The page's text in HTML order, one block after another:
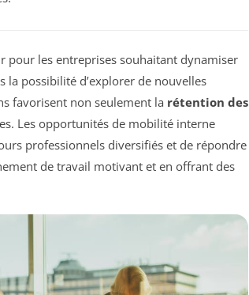
pour les entreprises souhaitant dynamiser
la possibilité d’explorer de nouvelles
favorisent non seulement la rétention des
Les opportunités de mobilité interne
professionnels diversifiés et de répondre
de travail motivant et en offrant des